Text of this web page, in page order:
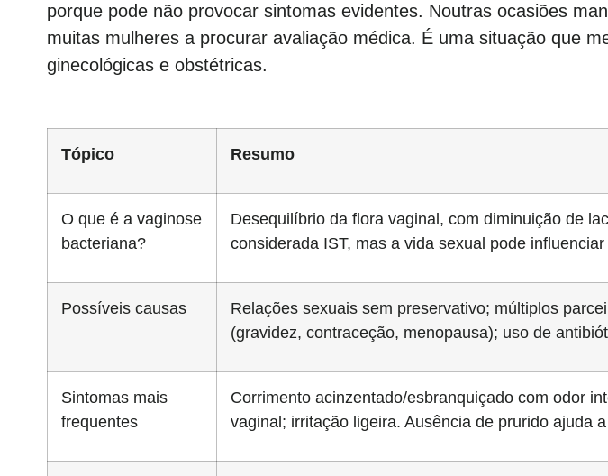
porque pode não provocar sintomas evidentes. Noutras ocasiões
muitas mulheres a procurar avaliação médica. É uma situação que
ginecológicas e obstétricas.
Tópico Resumo
O que é a vaginose
bacteriana?
Desequilíbrio da flora vaginal, com diminuição de
considerada IST, mas a vida sexual pode
Possíveis causas
Relações sexuais sem preservativo; múltiplos
(gravidez, contraceção, menopausa); uso de
Sintomas mais
frequentes
Corrimento acinzentado/esbranquiçado com odor
vaginal; irritação ligeira. Ausência de prurido ajuda